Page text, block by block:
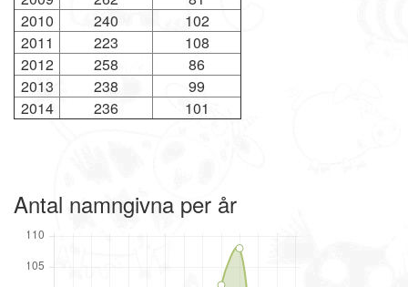
2010
240
102
2011
223
108
2012
258
86
2013
238
99
2014
236 101
Antal namngivna per år